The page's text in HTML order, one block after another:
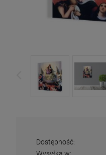
Dostępność: